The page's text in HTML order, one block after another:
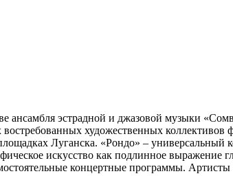
ансамбля эстрадной и джазовой музыки
художественных коллективов
Луганска. «Рондо» – универсальный
искусство как подлинное выражение
концертные программы.